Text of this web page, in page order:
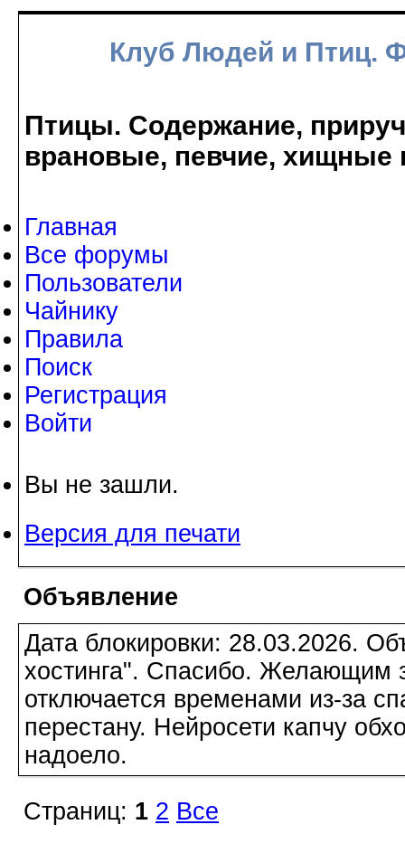
Клуб Людей и Птиц.
Птицы. Содержание,
врановые, певчие, хищные
Главная
Все форумы
Пользователи
Чайнику
Правила
Поиск
Регистрация
Войти
Вы не зашли.
Версия для печати
Объявление
Дата блокировки: 28.03.2026.
хостинга". Спасибо. Желающим
отключается временами из-за
перестану. Нейросети капчу
надоело.
Страниц: 1 2 Все